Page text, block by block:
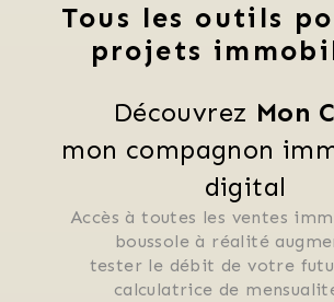
Tous les outils
projets
Découvrez Mon
mon compagnon
digital
Accès à toutes les ventes
boussole à réalité
tester le débit de votre
calculatrice de